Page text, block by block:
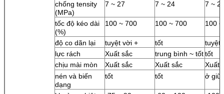
chống tensity
(MPa)
7 ~ 27 7 ~ 24 7 ~
tốc độ kéo dài
(%)
100 ~ 700 100 ~ 700 100
độ co dãn lại tuyệt vời + tốt
tuyệt
lực rách
Xuất sắc trung bình ~ tốttốt
chịu mài mòn
Xuất sắc Xuất sắc
Xuất
nén và biến
dạng
tốt tốt ở